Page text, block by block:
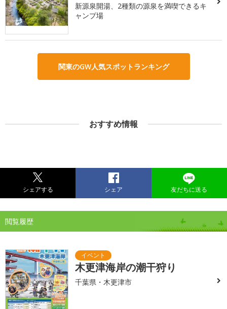
新源泉開湯、2種類の源泉を満喫できるキ
ャンプ場
関東のGW人気スポットランキング
おすすめ情報
シェアする シェア 友だちに送る
閲覧履歴
木更津海岸の潮干狩り
千葉県・木更津市